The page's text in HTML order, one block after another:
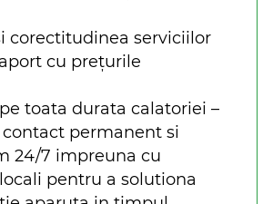
corectitudinea serviciilor
cu prețurile
toata durata calatoriei –
permanent si
24/7 impreuna cu
pentru a solutiona